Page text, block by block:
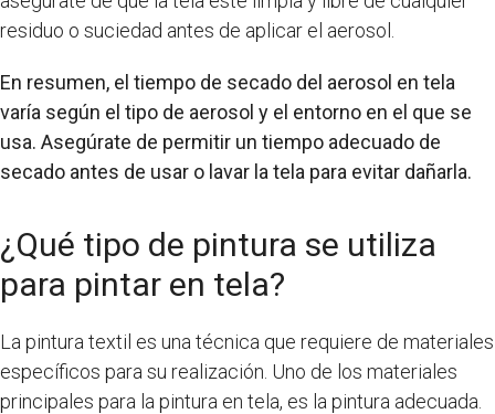
residuo o suciedad antes de aplicar el aerosol.
En resumen, el tiempo de secado del aerosol en tela
varía según el tipo de aerosol y el entorno en el que se
usa. Asegúrate de permitir un tiempo adecuado de
secado antes de usar o lavar la tela para evitar dañarla.
¿Qué tipo de pintura se utiliza
para pintar en tela?
La pintura textil es una técnica que requiere de materiales
específicos para su realización. Uno de los materiales
principales para la pintura en tela, es la pintura adecuada.